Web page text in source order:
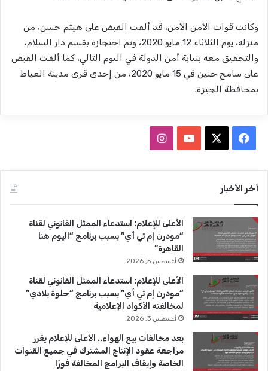
وكانت قوات الأمن الأمن، قد ألقت القبض على هيثم حسن، من
منزله، يوم الثلاثاء 12 مايو 2020، وتم احتجازه بقسم دار السلام،
والتحقيق معه بنيابة أمن الدولة في اليوم التالي، كما ألقت القبض
على سامح حنين في 15 مايو 2020، من إحدى قرى مدينة العياط
بمحافظة الجيزة.
س
و
ك
T
u
b
e
ق
ا
م
أخر الأخبار
الأعلى للإعلام: استدعاء الممثل القانوني لقناة
“مودرن إم تي أي” بسبب برنامج “اليوم هنا
القاهرة”
أغسطس 5, 2026
الأعلى للإعلام: استدعاء الممثل القانوني لقناة
“مودرن إم تي أي” بسبب برنامج “حلوة بلادي”
لمخالفته الأكواد الإعلامية
أغسطس 3, 2026
بعد مخالفات بيع الهواء.. الأعلى للإعلام يقرر
مراجعة عقود الإنتاج المشترك في جميع القنوات
الخاصة وإيقاف البرامج المخالفة فورًا